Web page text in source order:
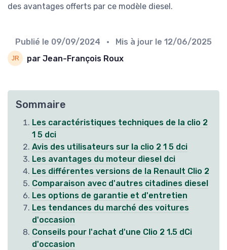
des avantages offerts par ce modèle diesel.
Publié le 09/09/2024 • Mis à jour le 12/06/2025
par Jean-François Roux
Sommaire
Les caractéristiques techniques de la clio 2
1 5 dci
Avis des utilisateurs sur la clio 2 1 5 dci
Les avantages du moteur diesel dci
Les différentes versions de la Renault Clio 2
Comparaison avec d'autres citadines diesel
Les options de garantie et d'entretien
Les tendances du marché des voitures
d'occasion
Conseils pour l'achat d'une Clio 2 1.5 dCi
d'occasion